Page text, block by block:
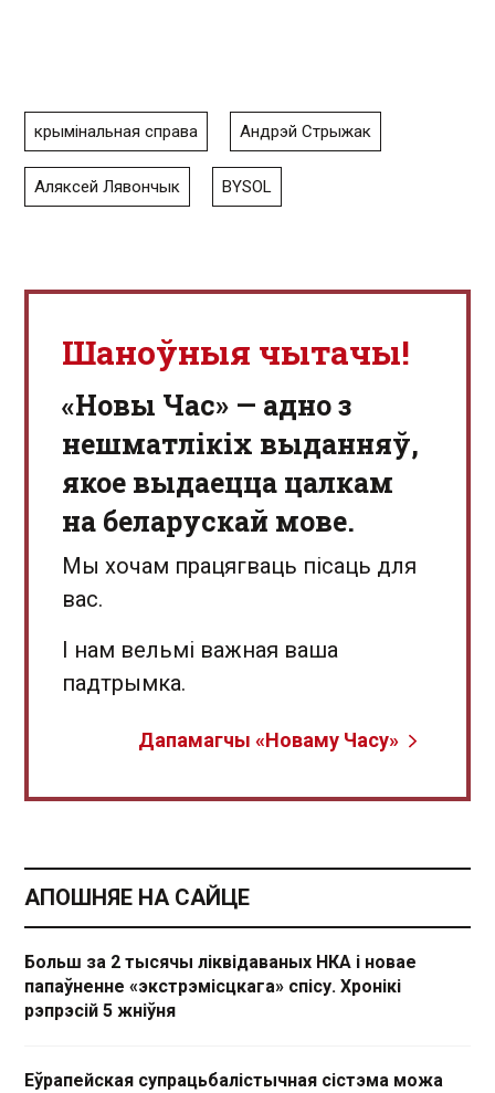
крымінальная справа Андрэй Стрыжак
Аляксей Лявончык BYSOL
Шаноўныя чытачы!
«Новы Час» — адно з
нешматлікіх выданняў,
якое выдаецца цалкам
на беларускай мове.
Мы хочам працягваць пісаць для
вас.
І нам вельмі важная ваша
падтрымка.
Дапамагчы «Новаму Часу»
АПОШНЯЕ НА САЙЦЕ
Больш за 2 тысячы ліквідаваных НКА і новае
папаўненне «экстрэмісцкага» спісу. Хронікі
рэпрэсій 5 жніўня
Еўрапейская супрацьбалістычная сістэма можа